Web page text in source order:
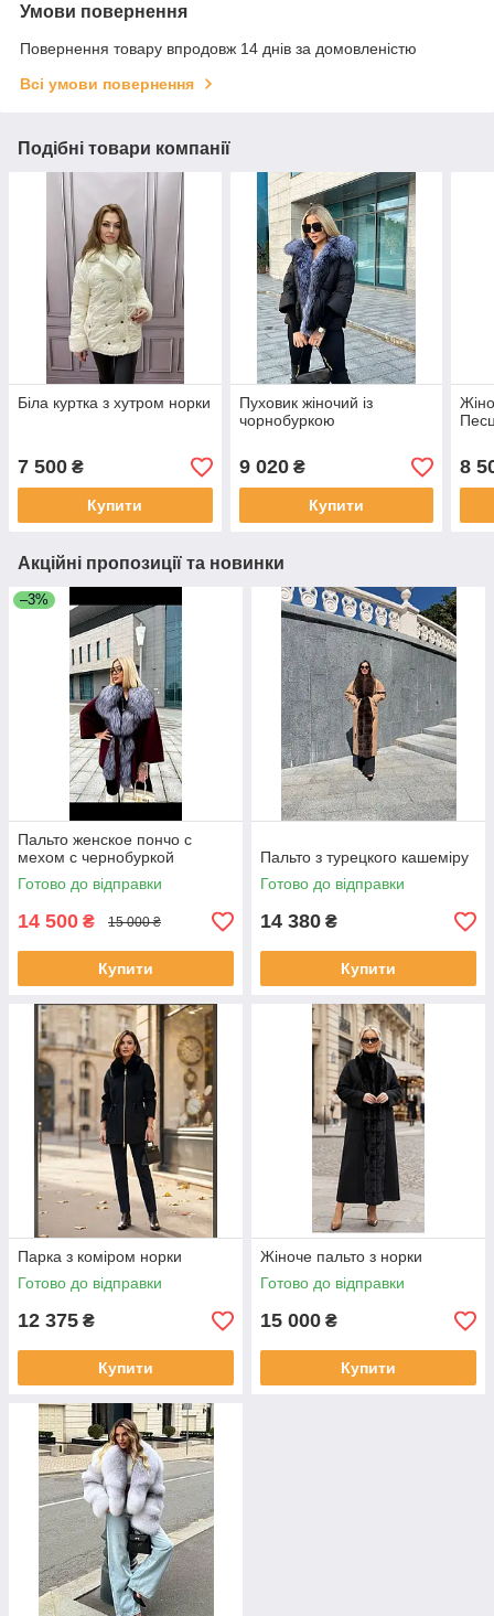
Умови повернення
Повернення товару впродовж 14 днів за домовленістю
Всі умови повернення
Подібні товари компанії
Біла куртка з хутром норки
7 500 ₴
Купити
Пуховик жіночий із
чорнобуркою
9 020₴
Купити
8
Акційні пропозиції та новинки
–3%
Пальто женское пончо с
мехом с чернобуркой
Готово до відправки
14 500 ₴ 15 000 ₴
Купити
Пальто з турецкого кашеміру
Готово до відправки
14 380 ₴
Купити
Парка з коміром норки
Готово до відправки
12 375 ₴
Купити
Жіноче пальто з норки
Готово до відправки
15 000 ₴
Купити